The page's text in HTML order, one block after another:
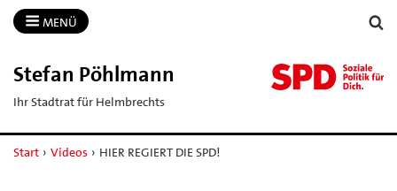
MENÜ
Stefan Pöhlmann
Ihr Stadtrat für Helmbrechts
Start › Videos › HIER REGIERT DIE SPD!